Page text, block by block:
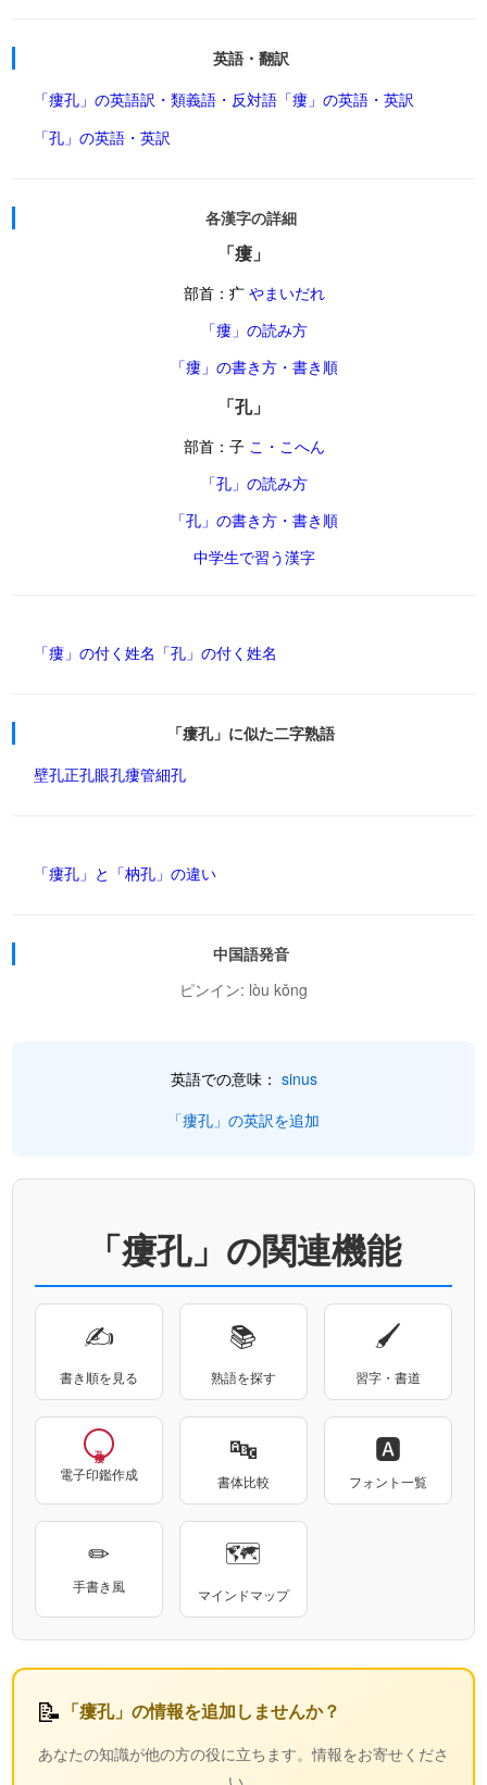
英語・翻訳
「瘻孔」の英語訳・類義語・反対語 「瘻」の英語・英訳
「孔」の英語・英訳
各漢字の詳細
「瘻」
部首：疒 やまいだれ
「瘻」の読み方
「瘻」の書き方・書き順
「孔」
部首：子 こ・こへん
「孔」の読み方
「孔」の書き方・書き順
中学生で習う漢字
「瘻」の付く姓名 「孔」の付く姓名
「瘻孔」に似た二字熟語
壁孔正孔眼孔瘻管細孔
「瘻孔」と「枘孔」の違い
中国語発音
ピンイン: lòu kǒng
英語での意味： sinus
「瘻孔」の英訳を追加
「瘻孔」の関連機能
✍
書き順を見る
📚
熟語を探す
🖌
習字・書道
電子印鑑作成
🔤
書体比較
🅰
フォント一覧
✏
手書き風
🗺
マインドマップ
📝 「瘻孔」の情報を追加しませんか？
あなたの知識が他の方の役に立ちます。情報をお寄せくださ